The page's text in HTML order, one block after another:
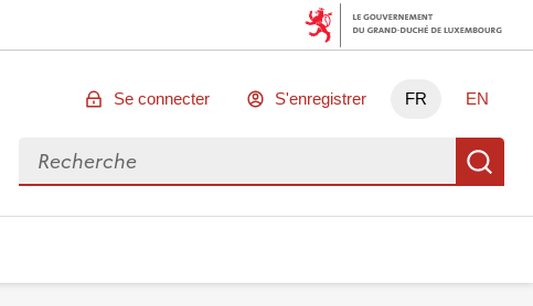
Se connecter S'enregistrer FR EN
Rechercher des données